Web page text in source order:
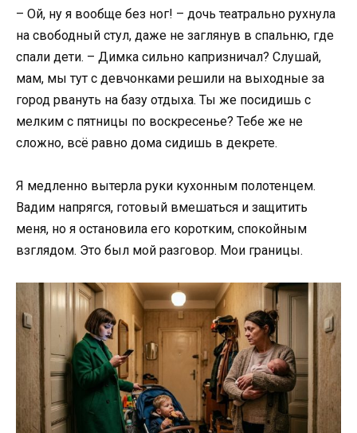
– Ой, ну я вообще без ног! – дочь театрально рухнула
на свободный стул, даже не заглянув в спальню, где
спали дети. – Димка сильно капризничал? Слушай,
мам, мы тут с девчонками решили на выходные за
город рвануть на базу отдыха. Ты же посидишь с
мелким с пятницы по воскресенье? Тебе же не
сложно, всё равно дома сидишь в декрете.
Я медленно вытерла руки кухонным полотенцем.
Вадим напрягся, готовый вмешаться и защитить
меня, но я остановила его коротким, спокойным
взглядом. Это был мой разговор. Мои границы.